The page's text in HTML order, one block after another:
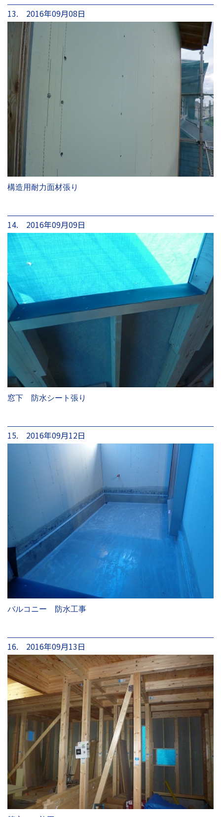
13. 2016年09月08日
構造用耐力面材張り
14. 2016年09月09日
窓下 防水シート張り
15. 2016年09月12日
バルコニー 防水工事
16. 2016年09月13日